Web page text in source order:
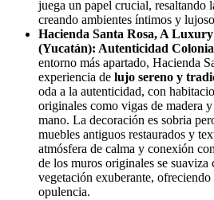
juega un papel crucial, resaltando
creando ambientes íntimos y
Hacienda Santa Rosa, A
(Yucatán): Autenticidad
entorno más apartado, Hacienda
experiencia de lujo sereno y
oda a la autenticidad, con
originales como vigas de madera
mano. La decoración es sobria
muebles antiguos restaurados y
atmósfera de calma y conexión
de los muros originales se
vegetación exuberante,
opulencia.